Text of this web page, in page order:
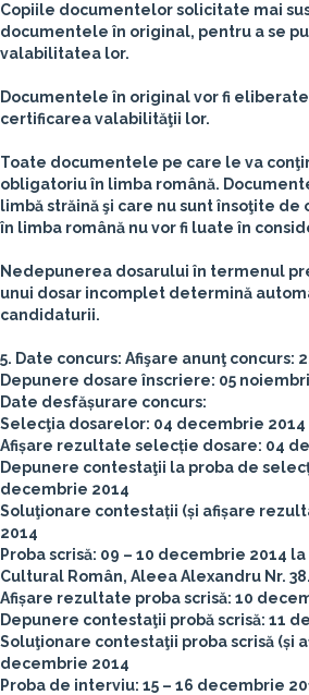
Copiile documentelor solicitate mai
documentele în original, pentru a se
valabilitatea lor.
Documentele în original vor fi
certificarea valabilităţii lor.
Toate documentele pe care le va
obligatoriu în limba română.
limbă străină şi care nu sunt însoţite
în limba română nu vor fi luate în
Nedepunerea dosarului în termenul
unui dosar incomplet determină
candidaturii.
5. Date concurs: Afişare anunţ concurs:
Depunere dosare înscriere: 05
Date desfășurare concurs:
Selecţia dosarelor: 04 decembrie 2014
Afișare rezultate selecție dosare: 04
Depunere contestaţii la proba de
decembrie 2014
Soluţionare contestații (și afișare
2014
Proba scrisă: 09 – 10 decembrie 2014
Cultural Român, Aleea Alexandru Nr. 38.
Afișare rezultate proba scrisă: 10
Depunere contestaţii probă scrisă: 11
Soluţionare contestaţii proba scrisă (și
decembrie 2014
Proba de interviu: 15 – 16 decembrie